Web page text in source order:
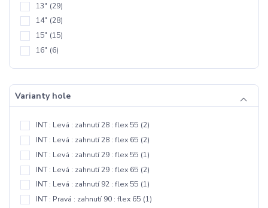
13" (29)
14" (28)
15" (15)
16" (6)
Varianty hole
INT : Levá : zahnutí 28 : flex 55 (2)
INT : Levá : zahnutí 28 : flex 65 (2)
INT : Levá : zahnutí 29 : flex 55 (1)
INT : Levá : zahnutí 29 : flex 65 (2)
INT : Levá : zahnutí 92 : flex 55 (1)
INT : Pravá : zahnutí 90 : flex 65 (1)